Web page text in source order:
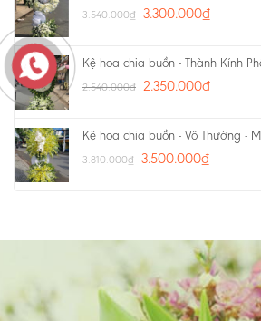
3.540.000₫ 3.300.000₫
Kệ hoa chia buồn - Thành Kính
2.540.000₫ 2.350.000₫
Kệ hoa chia buồn - Vô Thường -
3.810.000₫ 3.500.000₫